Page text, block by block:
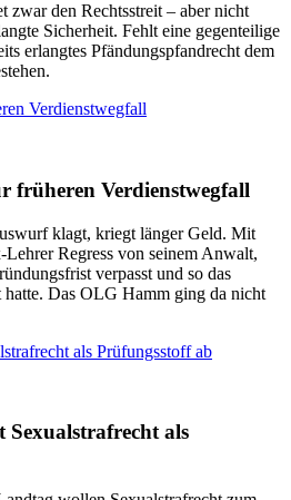
zwar den Rechtsstreit – aber nicht
Sicherheit. Fehlt eine gegenteilige
erlangtes Pfändungspfandrecht dem
Verdienstwegfall
früheren Verdienstwegfall
klagt, kriegt länger Geld. Mit
Regress von seinem Anwalt,
verpasst und so das
hatte. Das OLG Hamm ging da nicht
als Prüfungsstoff ab
als